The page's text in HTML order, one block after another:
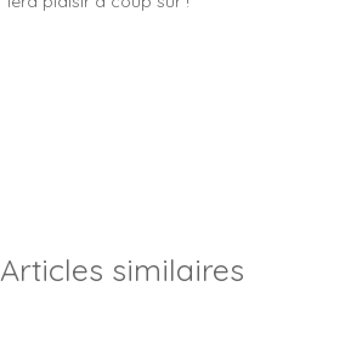
Articles similaires